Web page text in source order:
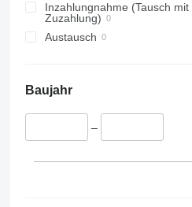
Inzahlungnahme (Tausch mit
Zuzahlung)
Austausch
Baujahr
–